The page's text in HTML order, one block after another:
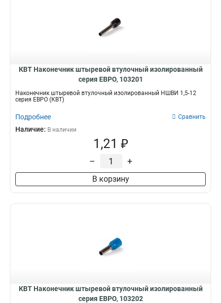
КВТ Наконечник штыревой втулочный изолированный
серия ЕВРО, 103201
Наконечник штыревой втулочный изолированный НШВИ 1,5-12
серия ЕВРО (КВТ)
Подробнее Сравнить
Наличие: В наличии
1,21 ₽
– +
В корзину
КВТ Наконечник штыревой втулочный изолированный
серия ЕВРО, 103202